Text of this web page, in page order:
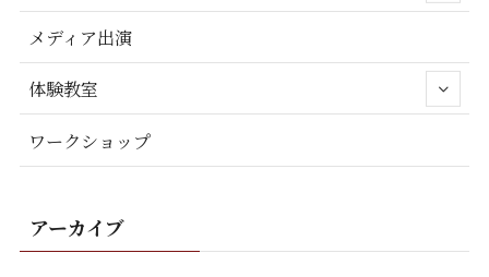
メディア出演
体験教室
ワークショップ
アーカイブ